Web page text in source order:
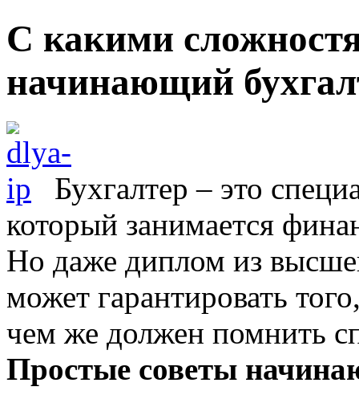
С какими
начинающий
Бухгалтер – это
который занимается
Но даже диплом из
может гарантировать
чем же должен помнить
Простые советы